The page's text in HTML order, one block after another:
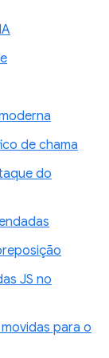
de chama
do
JS no
para o